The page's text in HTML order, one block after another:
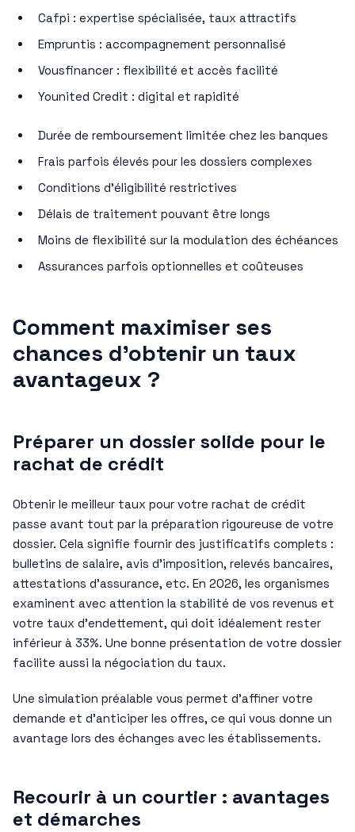
Cafpi : expertise spécialisée, taux attractifs
Empruntis : accompagnement personnalisé
Vousfinancer : flexibilité et accès facilité
Younited Credit : digital et rapidité
Durée de remboursement limitée chez les banques
Frais parfois élevés pour les dossiers complexes
Conditions d’éligibilité restrictives
Délais de traitement pouvant être longs
Moins de flexibilité sur la modulation des échéances
Assurances parfois optionnelles et coûteuses
Comment maximiser ses
chances d’obtenir un taux
avantageux ?
Préparer un dossier solide pour le
rachat de crédit
Obtenir le meilleur taux pour votre rachat de crédit
passe avant tout par la préparation rigoureuse de votre
dossier. Cela signifie fournir des justificatifs complets :
bulletins de salaire, avis d’imposition, relevés bancaires,
attestations d’assurance, etc. En 2026, les organismes
examinent avec attention la stabilité de vos revenus et
votre taux d’endettement, qui doit idéalement rester
inférieur à 33%. Une bonne présentation de votre dossier
facilite aussi la négociation du taux.
Une simulation préalable vous permet d’affiner votre
demande et d’anticiper les offres, ce qui vous donne un
avantage lors des échanges avec les établissements.
Recourir à un courtier : avantages
et démarches